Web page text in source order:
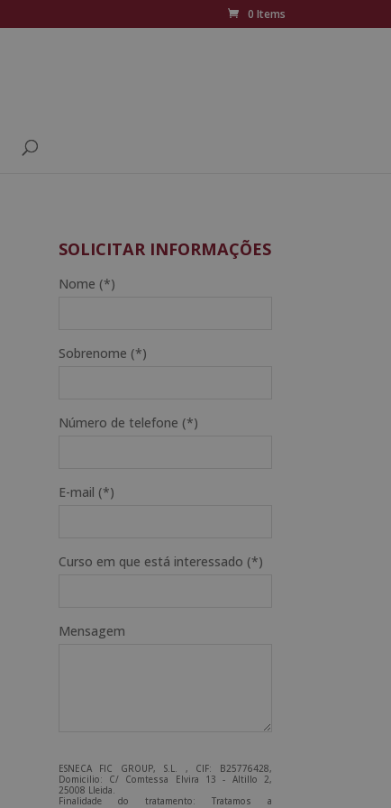
0 Items
SOLICITAR INFORMAÇÕES
Nome (*)
Sobrenome (*)
Número de telefone (*)
E-mail (*)
Curso em que está interessado (*)
Mensagem
ESNECA FIC GROUP, S.L. , CIF: B25776428,
Domicilio: C/ Comtessa Elvira 13 - Altillo 2,
25008 Lleida.
Finalidade do tratamento: Tratamos a